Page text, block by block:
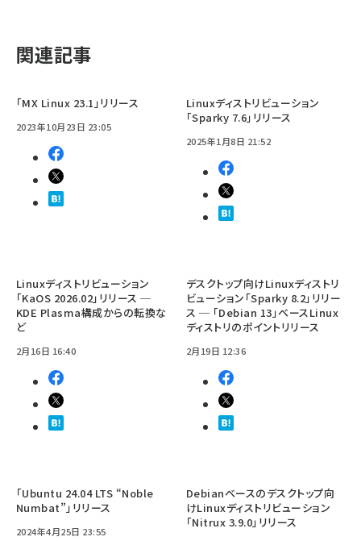
関連記事
「MX Linux 23.1」リリース
2023年10月23日 23:05
Linuxディストリビューション
「Sparky 7.6」リリース
2025年1月8日 21:52
Linuxディストリビューション
「KaOS 2026.02」リリース ─
KDE Plasma構成からの転換な
ど
2月16日 16:40
デスクトップ向けLinuxディストリ
ビューション「Sparky 8.2」リリー
ス ─ 「Debian 13」ベースLinux
ディストリのポイントリリース
2月19日 12:36
「Ubuntu 24.04 LTS “Noble
Numbat”」リリース
2024年4月25日 23:55
Debianベースのデスクトップ向
けLinuxディストリビューション
「Nitrux 3.9.0」リリース